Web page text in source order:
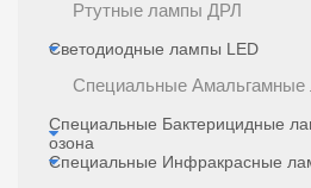
Ртутные лампы ДРЛ
Светодиодные лампы LED
Специальные Амальгамные
Специальные Бактерицидные
озона
Специальные Инфракрасные